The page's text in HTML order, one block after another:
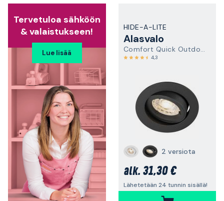
Tervetuloa sähköön
& valaistukseen!
Lue lisää
HIDE-A-LITE
Alasvalo
Comfort Quick Outdoor GU10
4,3
2 versiota
alk. 31,30 €
Lähetetään 24 tunnin sisällä!